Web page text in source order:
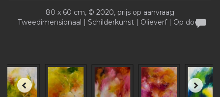
80 x 60 cm, © 2020, prijs op aanvraag
Tweedimensionaal | Schilderkunst | Olieverf | Op doek